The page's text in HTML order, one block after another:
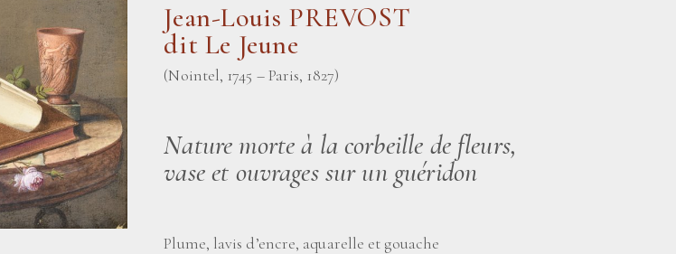
Jean-Louis PREVOST
dit Le Jeune
(Nointel, 1745 – Paris, 1827)
Nature morte à la corbeille de fleurs,
vase et ouvrages sur un guéridon
Plume, lavis d’encre, aquarelle et gouache